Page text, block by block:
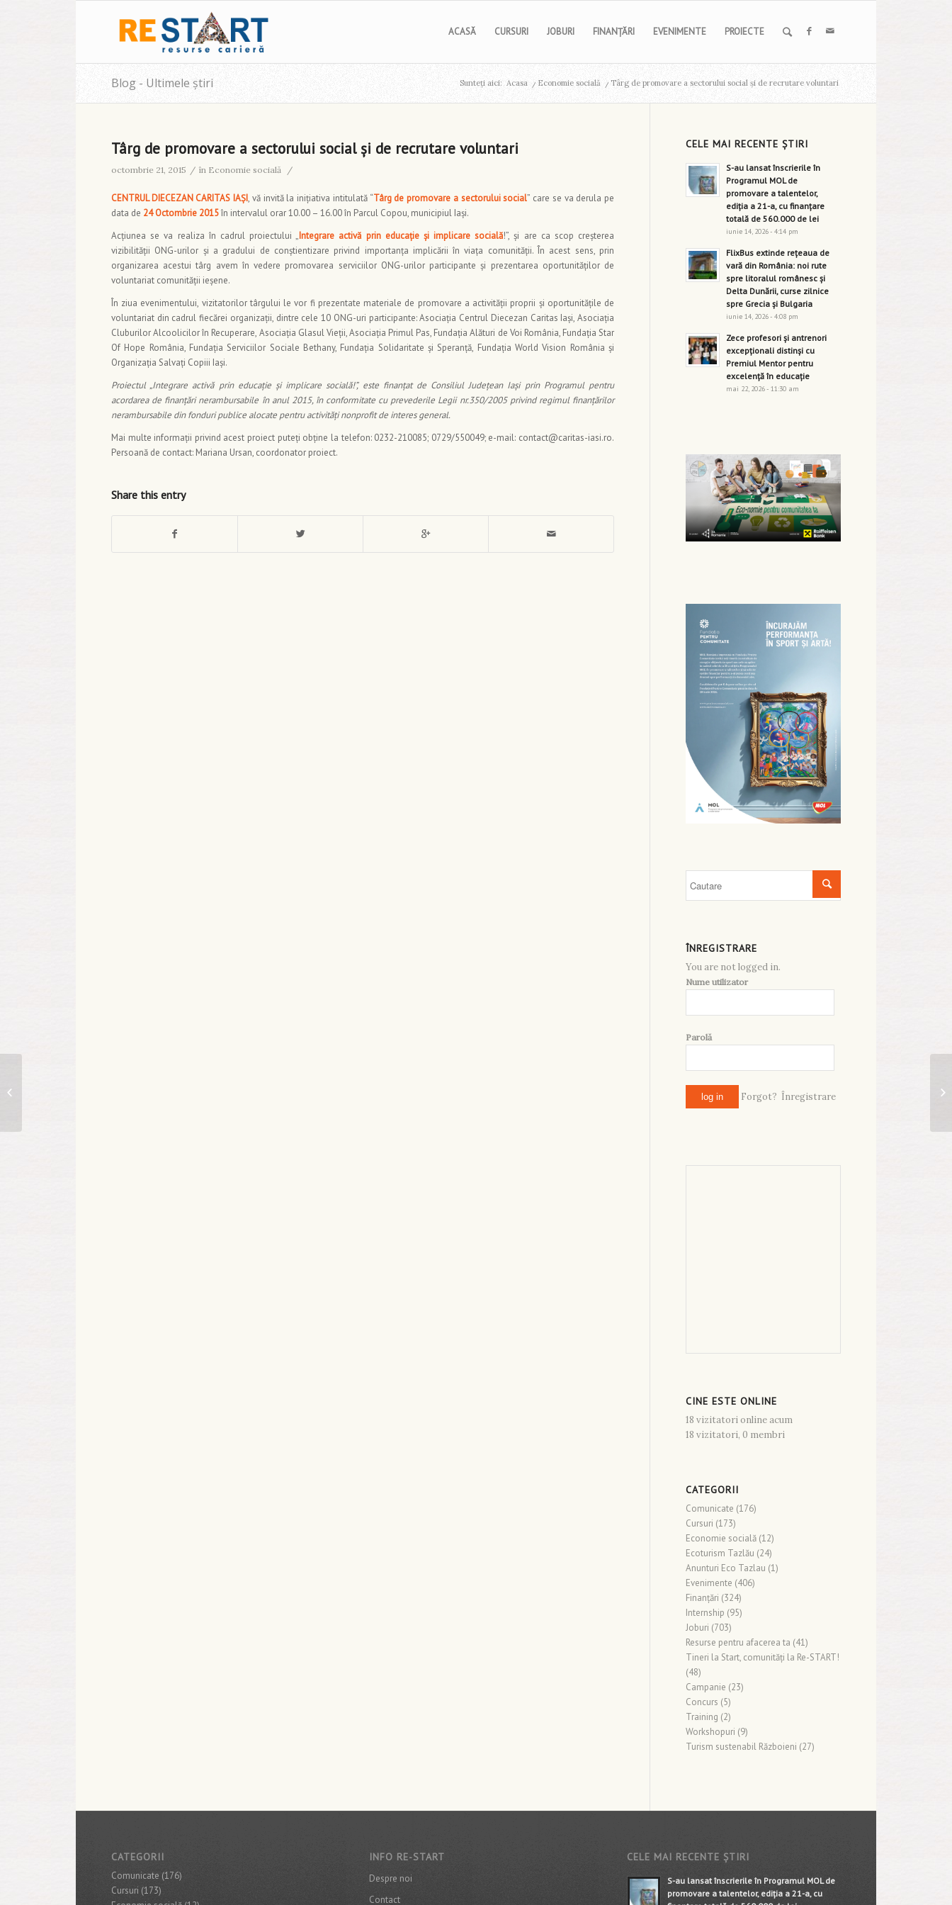
ACASĂ CURSURI JOBURI FINANȚĂRI EVENIMENTE PROIECTE
Blog - Ultimele știri Sunteți aici: Acasa / Economie socială / Târg de promovare a sectorului social și de recrutare voluntari
Târg de promovare a sectorului social și de recrutare voluntari
octombrie 21, 2015 / în Economie socială /
CENTRUL DIECEZAN CARITAS IAŞI, vă invită la iniţiativa intitulată “Târg de promovare a sectorului social” care se va derula pe
data de 24 Octombrie 2015în intervalul orar 10.00 – 16.00 în Parcul Copou, municipiul Iași.
Acțiunea se va realiza în cadrul proiectului „Integrare activă prin educație și implicare socială!”, și are ca scop creșterea
vizibilității ONG-urilor și a gradului de conștientizare privind importanța implicării în viața comunității. În acest sens, prin
organizarea acestui târg avem în vedere promovarea serviciilor ONG-urilor participante și prezentarea oportunităților de
voluntariat comunității ieșene.
În ziua evenimentului, vizitatorilor târgului le vor fi prezentate materiale de promovare a activității proprii și oportunitățile de
voluntariat din cadrul fiecărei organizații, dintre cele 10 ONG-uri participante: Asociația Centrul Diecezan Caritas Iași, Asociația
Cluburilor Alcoolicilor în Recuperare, Asociația Glasul Vieții, Asociația Primul Pas, Fundația Alături de Voi România, Fundația Star
Of Hope România, Fundația Serviciilor Sociale Bethany, Fundația Solidaritate și Speranță, Fundația World Vision România și
Organizația Salvați Copiii Iași.
Proiectul „Integrare activă prin educație și implicare socială!”, este finanțat de Consiliul Județean Iași prin Programul pentru
acordarea de finanțări nerambursabile în anul 2015, în conformitate cu prevederile Legii nr.350/2005 privind regimul finanţărilor
nerambursabile din fonduri publice alocate pentru activităţi nonprofit de interes general.
Mai multe informaţii privind acest proiect puteţi obţine la telefon: 0232-210085; 0729/550049; e-mail: contact@caritas-iasi.ro.
Persoană de contact: Mariana Ursan, coordonator proiect.
Share this entry
CELE MAI RECENTE ȘTIRI
S-au lansat înscrierile în
Programul MOL de
promovare a talentelor,
ediția a 21-a, cu finanțare
totală de 560.000 de lei
iunie 14, 2026 - 4:14 pm
FlixBus extinde rețeaua de
vară din România: noi rute
spre litoralul românesc și
Delta Dunării, curse zilnice
spre Grecia și Bulgaria
iunie 14, 2026 - 4:08 pm
Zece profesori și antrenori
excepționali distinși cu
Premiul Mentor pentru
excelență în educație
mai 22, 2026 - 11:30 am
ÎNREGISTRARE
You are not logged in.
Nume utilizator
Parolă
Forgot? Înregistrare
CINE ESTE ONLINE
18 vizitatori online acum
18 vizitatori, 0 membri
CATEGORII
Comunicate (176)
Cursuri (173)
Economie socială (12)
Ecoturism Tazlău (24)
Anunturi Eco Tazlau (1)
Evenimente (406)
Finanţări (324)
Internship (95)
Joburi (703)
Resurse pentru afacerea ta (41)
Tineri la Start, comunități la Re-START!
(48)
Campanie (23)
Concurs (5)
Training (2)
Workshopuri (9)
Turism sustenabil Războieni (27)
CATEGORII
Comunicate (176)
Cursuri (173)
INFO RE-START
Despre noi
Contact
CELE MAI RECENTE ȘTIRI
S-au lansat înscrierile în Programul MOL de
promovare a talentelor, ediția a 21-a, cu